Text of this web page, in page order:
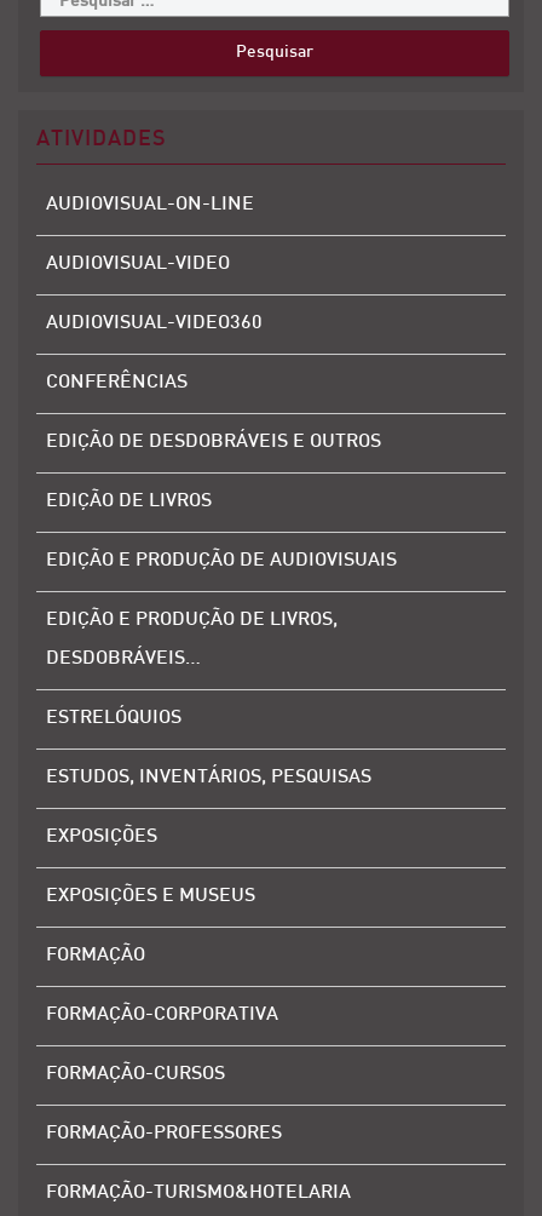
ATIVIDADES
AUDIOVISUAL-ON-LINE
AUDIOVISUAL-VIDEO
AUDIOVISUAL-VIDEO360
CONFERÊNCIAS
EDIÇÃO DE DESDOBRÁVEIS E OUTROS
EDIÇÃO DE LIVROS
EDIÇÃO E PRODUÇÃO DE AUDIOVISUAIS
EDIÇÃO E PRODUÇÃO DE LIVROS,
DESDOBRÁVEIS…
ESTRELÓQUIOS
ESTUDOS, INVENTÁRIOS, PESQUISAS
EXPOSIÇÕES
EXPOSIÇÕES E MUSEUS
FORMAÇÃO
FORMAÇÃO-CORPORATIVA
FORMAÇÃO-CURSOS
FORMAÇÃO-PROFESSORES
FORMAÇÃO-TURISMO&HOTELARIA